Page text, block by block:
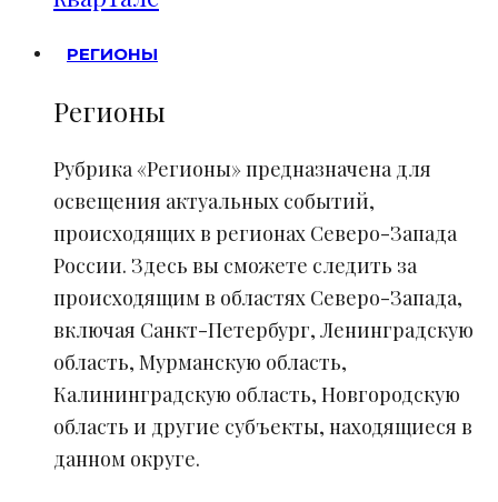
РЕГИОНЫ
Регионы
Рубрика «Регионы» предназначена для
освещения актуальных событий,
происходящих в регионах Северо-Запада
России. Здесь вы сможете следить за
происходящим в областях Северо-Запада,
включая Санкт-Петербург, Ленинградскую
область, Мурманскую область,
Калининградскую область, Новгородскую
область и другие субъекты, находящиеся в
данном округе.